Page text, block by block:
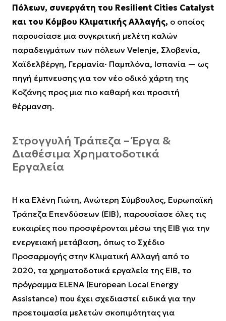
Πόλεων, συνεργάτη του Resilient Cities Catalyst
και του Κόμβου Κλιματικής Αλλαγής, ο οποίος
παρουσίασε μια συγκριτική μελέτη καλών
παραδειγμάτων των πόλεων Velenje, Σλοβενία,
Χαϊδελβέργη, Γερμανία· Παμπλόνα, Ισπανία — ως
πηγή έμπνευσης για τον νέο οδικό χάρτη της
Κοζάνης προς μια πιο καθαρή και προσιτή
θέρμανση.
Στρογγυλή Τράπεζα – Έργα &
Διαθέσιμα Χρηματοδοτικά
Εργαλεία
Η κα Ελένη Γιώτη, Ανώτερη Σύμβουλος, Ευρωπαϊκή
Τράπεζα Επενδύσεων (EIB), παρουσίασε όλες τις
ευκαιρίες που προσφέρονται μέσω της EIB για την
ενεργειακή μετάβαση, όπως το Σχέδιο
Προσαρμογής στην Κλιματική Αλλαγή από το
2020, τα χρηματοδοτικά εργαλεία της EIB, το
πρόγραμμα ELENA (European Local Energy
Assistance) που έχει σχεδιαστεί ειδικά για την
προετοιμασία μελετών σκοπιμότητας για